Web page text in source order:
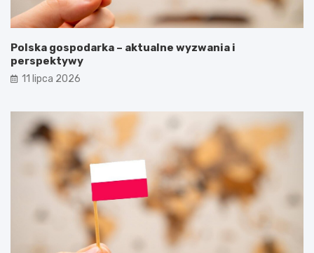
Polska gospodarka – aktualne wyzwania i
perspektywy
11 lipca 2026